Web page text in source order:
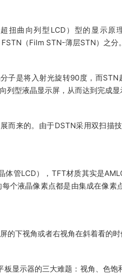
扭曲向列型LCD）型的显示
（Film STN-薄层STN）之分。
子是将入射光旋转90度，而
型液晶显示屏，从而达到完成显
而来的。由于DSTN采用双扫描
管LCD），TFT材质其实是
个液晶像素点都是由集成在像素
的下视角或者右视角在斜着看的
显示器的三大难题：视角、色